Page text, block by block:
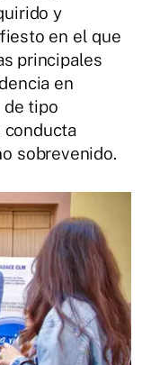
y
en el que
principales
en
de tipo
conducta
sobrevenido.